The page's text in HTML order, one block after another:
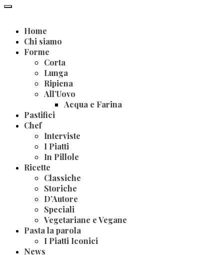
Home
Chi siamo
Forme
Corta
Lunga
Ripiena
All’Uovo
Acqua e Farina
Pastifici
Chef
Interviste
I Piatti
In Pillole
Ricette
Classiche
Storiche
D’Autore
Speciali
Vegetariane e Vegane
Pasta la parola
I Piatti Iconici
News